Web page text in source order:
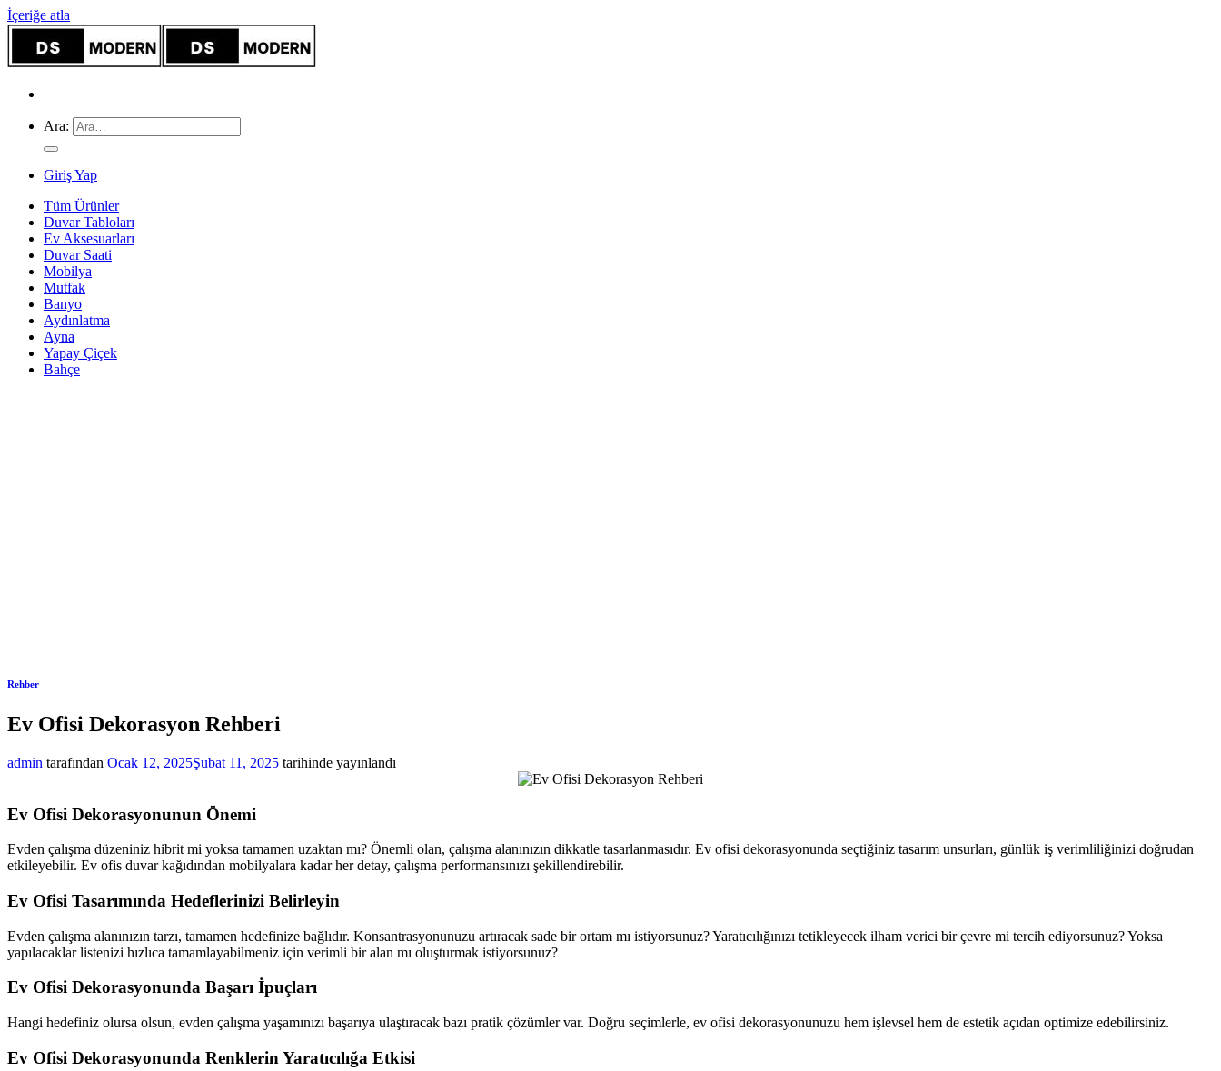
İçeriğe atla
Ara:
Giriş Yap
Tüm Ürünler
Duvar Tabloları
Ev Aksesuarları
Duvar Saati
Mobilya
Mutfak
Banyo
Aydınlatma
Ayna
Yapay Çiçek
Bahçe
Rehber
Ev Ofisi Dekorasyon Rehberi
admin tarafından Ocak 12, 2025Şubat 11, 2025 tarihinde yayınlandı
Ev Ofisi Dekorasyonunun Önemi
Evden çalışma düzeniniz hibrit mi yoksa tamamen uzaktan mı? Önemli olan, çalışma alanınızın dikkatle tasarlanmasıdır. Ev ofisi dekorasyonunda seçtiğiniz tasarım unsurları, günlük iş verimliliğinizi doğrudan
etkileyebilir. Ev ofis duvar kağıdından mobilyalara kadar her detay, çalışma performansınızı şekillendirebilir.
Ev Ofisi Tasarımında Hedeflerinizi Belirleyin
Evden çalışma alanınızın tarzı, tamamen hedefinize bağlıdır. Konsantrasyonunuzu artıracak sade bir ortam mı istiyorsunuz? Yaratıcılığınızı tetikleyecek ilham verici bir çevre mi tercih ediyorsunuz? Yoksa
yapılacaklar listenizi hızlıca tamamlayabilmeniz için verimli bir alan mı oluşturmak istiyorsunuz?
Ev Ofisi Dekorasyonunda Başarı İpuçları
Hangi hedefiniz olursa olsun, evden çalışma yaşamınızı başarıya ulaştıracak bazı pratik çözümler var. Doğru seçimlerle, ev ofisi dekorasyonunuzu hem işlevsel hem de estetik açıdan optimize edebilirsiniz.
Ev Ofisi Dekorasyonunda Renklerin Yaratıcılığa Etkisi